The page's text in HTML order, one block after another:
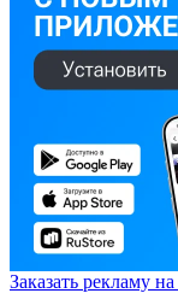
Заказать рекламу